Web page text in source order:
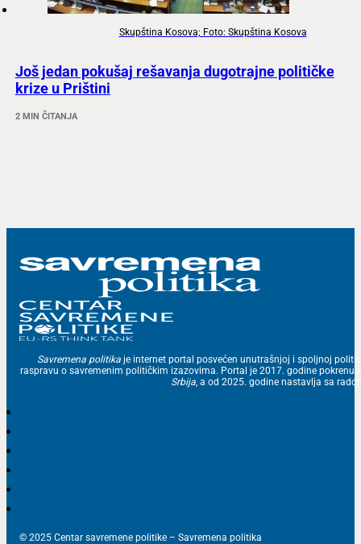
Skupština Kosova; Foto: Skupština Kosova
Još jedan pokušaj rešavanja dugotrajne političke
krize u Prištini
2 MIN ČITANJA
Savremena politika je internet portal posvećen unutrašnjoj i spoljnoj
raspravu o savremenim političkim izazovima. Portal je 2017. godine
Srbija, a od 2025. godine nastavlja sa
© 2025 Centar savremene politike – Savremena politika